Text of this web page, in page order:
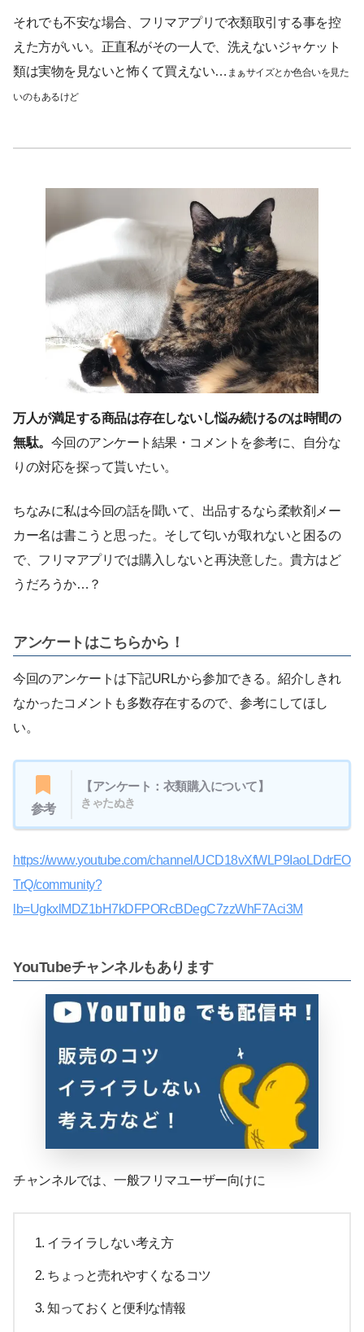
それでも不安な場合、フリマアプリで衣類取引する事を控
えた方がいい。正直私がその一人で、洗えないジャケット
類は実物を見ないと怖くて買えない… まぁサイズとか色合いを見た
いのもあるけど
万人が満足する商品は存在しないし悩み続けるのは時間の
無駄。 今回のアンケート結果・コメントを参考に、自分な
りの対応を探って貰いたい。
ちなみに私は今回の話を聞いて、出品するなら柔軟剤メー
カー名は書こうと思った。そして匂いが取れないと困るの
で、フリマアプリでは購入しないと再決意した。貴方はど
うだろうか…？
アンケートはこちらから！
今回のアンケートは下記URLから参加できる。紹介しきれ
なかったコメントも多数存在するので、参考にしてほし
い。
参考
【アンケート：衣類購入について】
きゃたぬき
https://www.youtube.com/channel/UCD18vXfWLP9IaoLDdrEO
TrQ/community?
lb=UgkxlMDZ1bH7kDFPORcBDegC7zzWhF7Aci3M
YouTubeチャンネルもあります
チャンネルでは、一般フリマユーザー向けに
イライラしない考え方
ちょっと売れやすくなるコツ
知っておくと便利な情報